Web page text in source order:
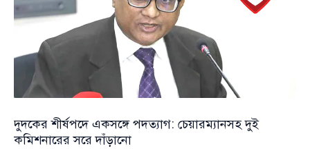
দুদকের শীর্ষপদে একসঙ্গে পদত্যাগ: চেয়ারম্যানসহ দুই
কমিশনারের সরে দাঁড়ানো